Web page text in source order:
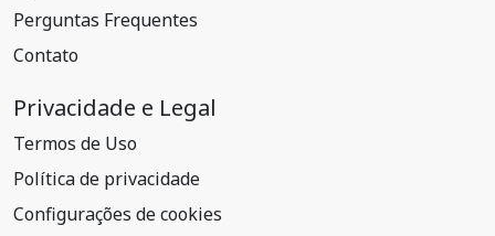
Perguntas Frequentes
Contato
Privacidade e Legal
Termos de Uso
Política de privacidade
Configurações de cookies